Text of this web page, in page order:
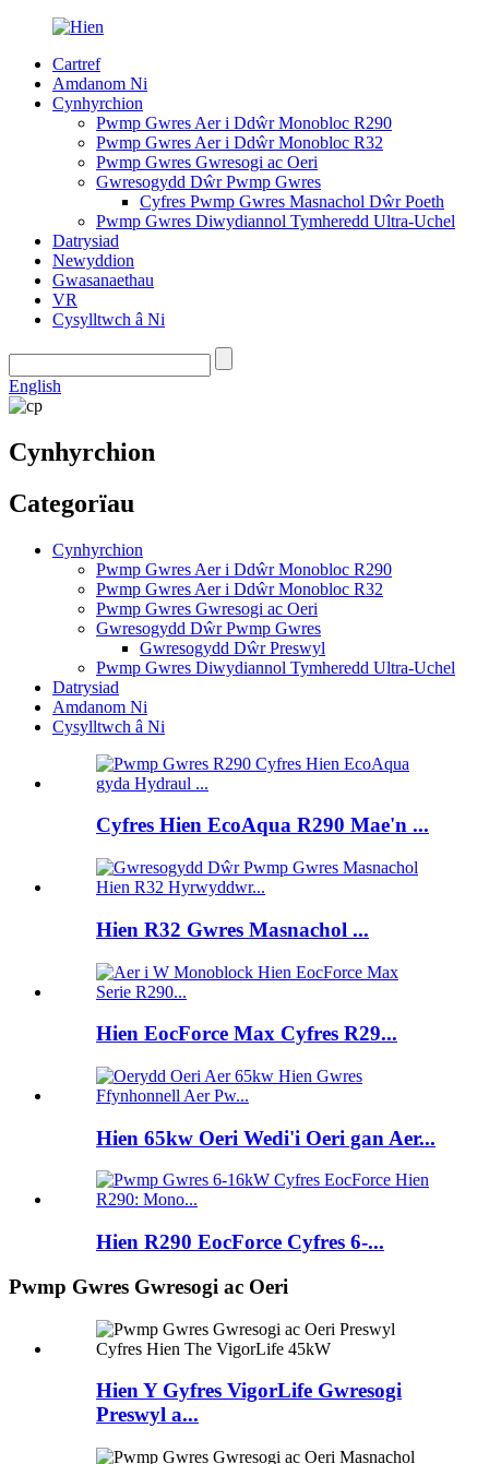
Cartref
Amdanom Ni
Cynhyrchion
Pwmp Gwres Aer i Ddŵr Monobloc R290
Pwmp Gwres Aer i Ddŵr Monobloc R32
Pwmp Gwres Gwresogi ac Oeri
Gwresogydd Dŵr Pwmp Gwres
Cyfres Pwmp Gwres Masnachol Dŵr Poeth
Pwmp Gwres Diwydiannol Tymheredd Ultra-Uchel
Datrysiad
Newyddion
Gwasanaethau
VR
Cysylltwch â Ni
English
Cynhyrchion
Categorïau
Cynhyrchion
Pwmp Gwres Aer i Ddŵr Monobloc R290
Pwmp Gwres Aer i Ddŵr Monobloc R32
Pwmp Gwres Gwresogi ac Oeri
Gwresogydd Dŵr Pwmp Gwres
Gwresogydd Dŵr Preswyl
Pwmp Gwres Diwydiannol Tymheredd Ultra-Uchel
Datrysiad
Amdanom Ni
Cysylltwch â Ni
Cyfres Hien EcoAqua R290 Mae'n ...
Hien R32 Gwres Masnachol ...
Hien EocForce Max Cyfres R29...
Hien 65kw Oeri Wedi'i Oeri gan Aer...
Hien R290 EocForce Cyfres 6-...
Pwmp Gwres Gwresogi ac Oeri
Hien Y Gyfres VigorLife Gwresogi
Preswyl a...